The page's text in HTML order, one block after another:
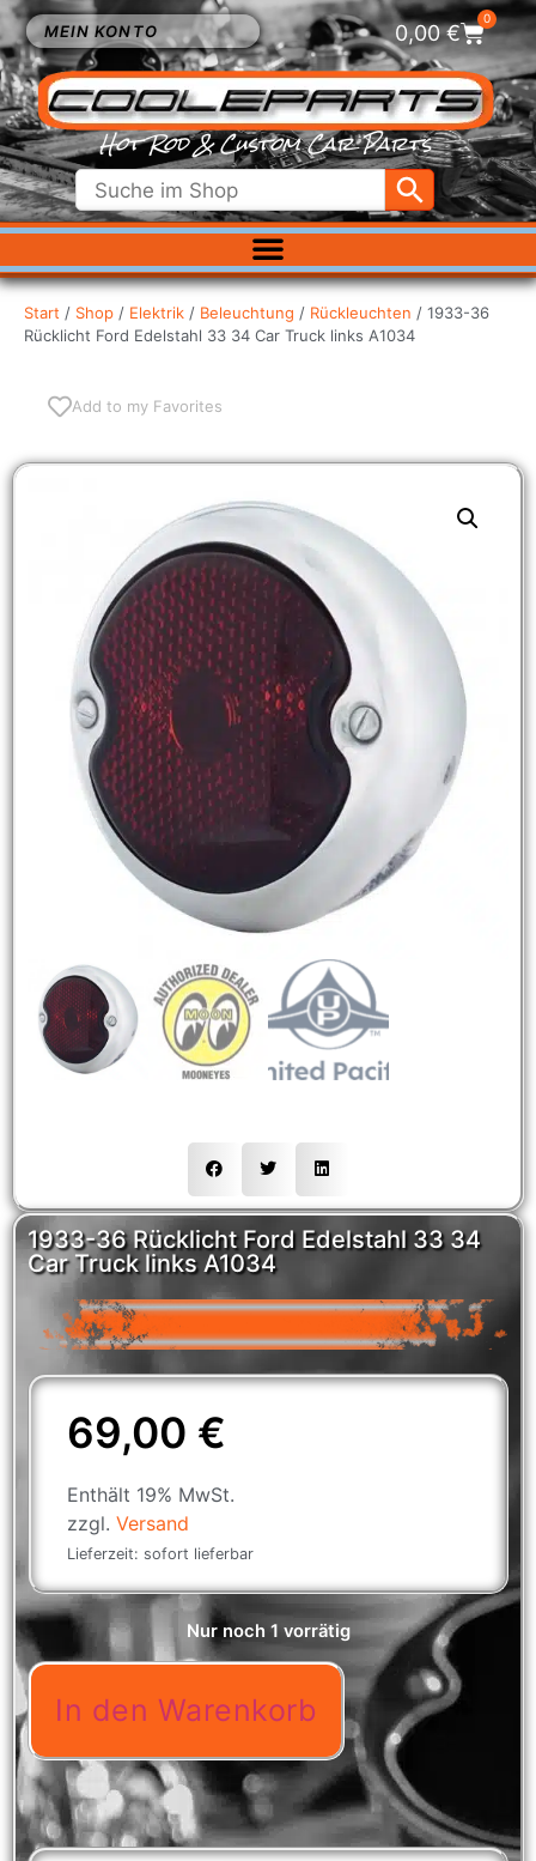
MEIN KONTO 0,00€
0
Hot Rod & Custom Car Parts
ELEKTRIK
EXTERIEUR
FAHRWERK
KÜHLUNG
MOTOR
VERGASER
NEW
HOT
Start / Shop / Elektrik / Beleuchtung / Rückleuchten / 1933-36
Rücklicht Ford Edelstahl 33 34 Car Truck links A1034
Add to my Favorites
1933-36 Rücklicht Ford Edelstahl 33 34
Car Truck links A1034
69,00 €
Enthält 19% MwSt.
zzgl. Versand
Lieferzeit: sofort lieferbar
Nur noch 1 vorrätig
In den Warenkorb